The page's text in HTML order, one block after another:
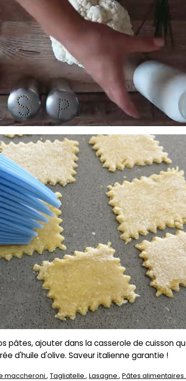
pâtes, ajouter dans la casserole de cuisson
d'huile d'olive. Saveur italienne garantie !
maccheroni Tagliatelle Lasagne Pâtes alimentaires